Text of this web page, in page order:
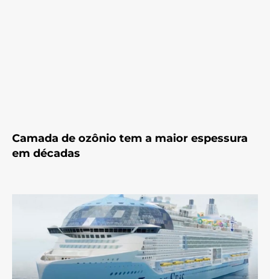
Camada de ozônio tem a maior espessura
em décadas